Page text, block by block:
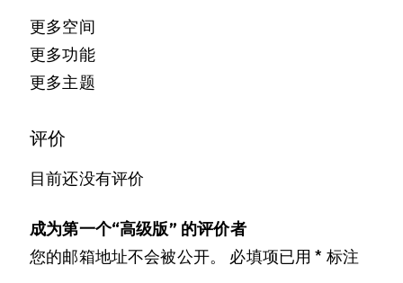
更多空间
更多功能
更多主题
评价
目前还没有评价
成为第一个“高级版” 的评价者
您的邮箱地址不会被公开。
必填项已用* 标注